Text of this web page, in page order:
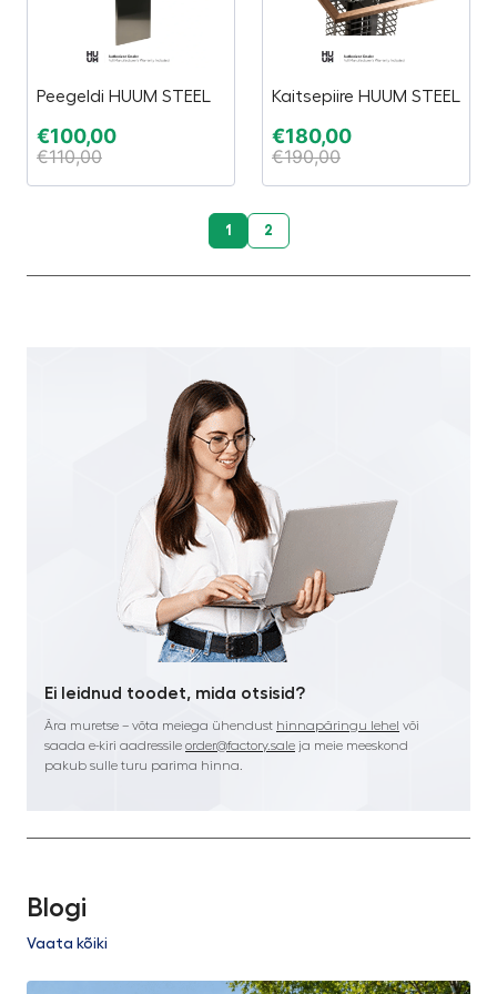
Peegeldi HUUM STEEL
€100,00
€110,00
Kaitsepiire HUUM STEEL
€180,00
€190,00
1 2
Ei leidnud toodet, mida otsisid?
Ära muretse – võta meiega ühendust hinnapäringu lehel või
saada e-kiri aadressile order@factory.sale ja meie meeskond
pakub sulle turu parima hinna.
Blogi
Vaata kõiki